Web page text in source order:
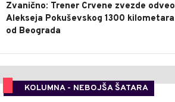
Zvanično: Trener Crvene zvezde odveo
Alekseja Pokuševskog 1300 kilometara
od Beograda
KOLUMNA - NEBOJŠA ŠATARA